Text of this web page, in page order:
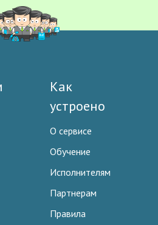
Как
устроено
О сервисе
Обучение
Исполнителям
Партнерам
Правила